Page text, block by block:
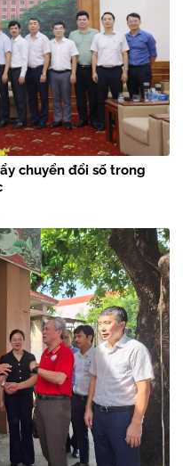
chuyển đổi số trong